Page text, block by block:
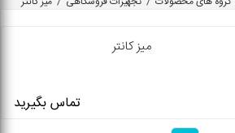
میز کانتر
تماس بگیرید